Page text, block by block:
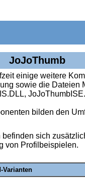
JoJoThumb
einige weitere
sowie die Dateien
bilden den
befinden sich
von Profilbeispielen.
Varianten